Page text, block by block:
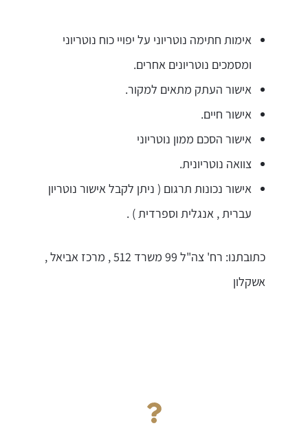
אימות חתימה נוטריוני על יפויי כוח נוטריוני
ומסמכים נוטריונים אחרים.
אישור העתק מתאים למקור.
אישור חיים.
אישור הסכם ממון נוטריוני
צוואה נוטריונית.
אישור נכונות תרגום ( ניתן לקבל אישור נוטריון
עברית , אנגלית וספרדית ) .
כתובתנו: רח' צה"ל 99 משרד 512 , מרכז אביאל ,
אשקלון